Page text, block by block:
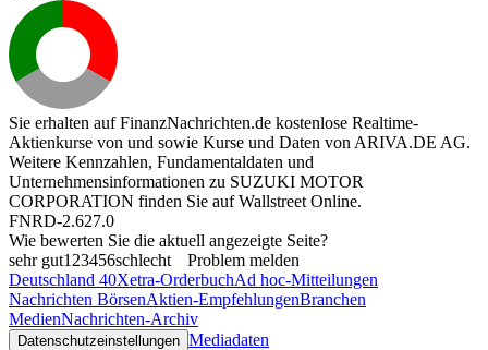
Sie erhalten auf FinanzNachrichten.de kostenlose Realtime-
Aktienkurse von und sowie Kurse und Daten von ARIVA.DE AG.
Weitere Kennzahlen, Fundamentaldaten und
Unternehmensinformationen zu SUZUKI MOTOR
CORPORATION finden Sie aufWallstreet Online.
FNRD-2.627.0
Wie bewerten Sie die aktuell angezeigte Seite?
sehr gut1 23456schlecht
Problem melden
Deutschland 40Xetra-OrderbuchAd hoc-Mitteilungen
Nachrichten BörsenAktien-EmpfehlungenBranchen
MedienNachrichten-Archiv
Datenschutzeinstellungen Mediadaten